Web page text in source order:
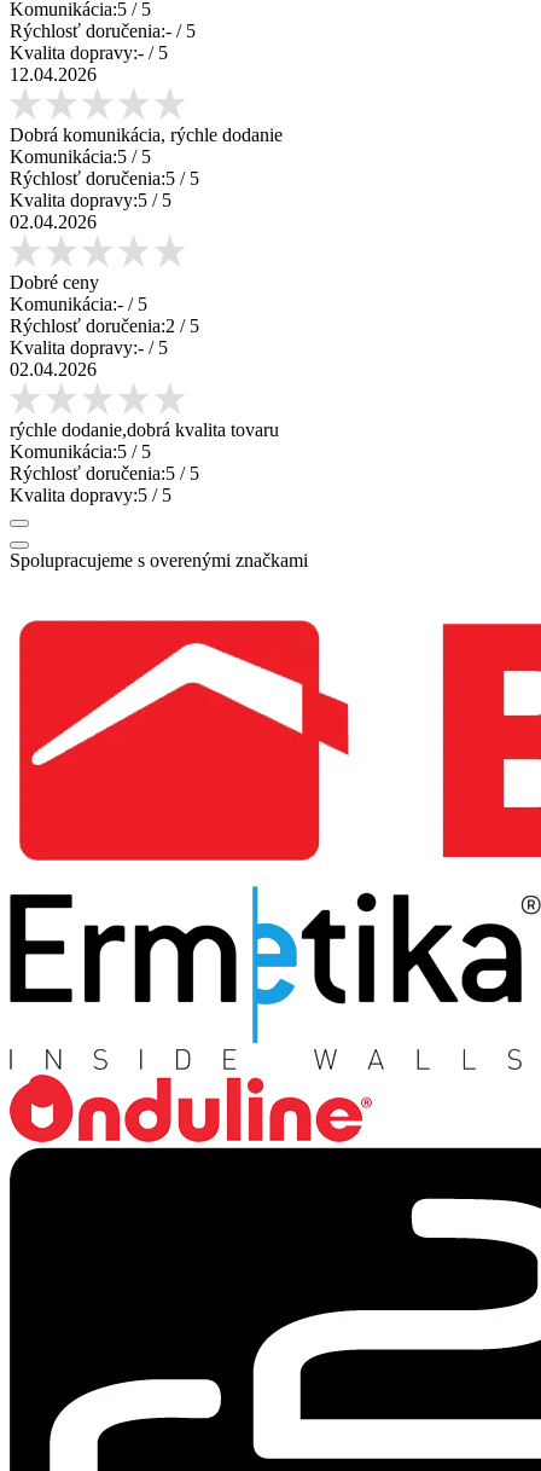
Komunikácia:5 / 5
Rýchlosť doručenia:- / 5
Kvalita dopravy:- / 5
12.04.2026
Dobrá komunikácia, rýchle dodanie
Komunikácia:5 / 5
Rýchlosť doručenia:5 / 5
Kvalita dopravy:5 / 5
02.04.2026
Dobré ceny
Komunikácia:- / 5
Rýchlosť doručenia:2 / 5
Kvalita dopravy:- / 5
02.04.2026
rýchle dodanie,dobrá kvalita tovaru
Komunikácia:5 / 5
Rýchlosť doručenia:5 / 5
Kvalita dopravy:5 / 5
Spolupracujeme s overenými značkami